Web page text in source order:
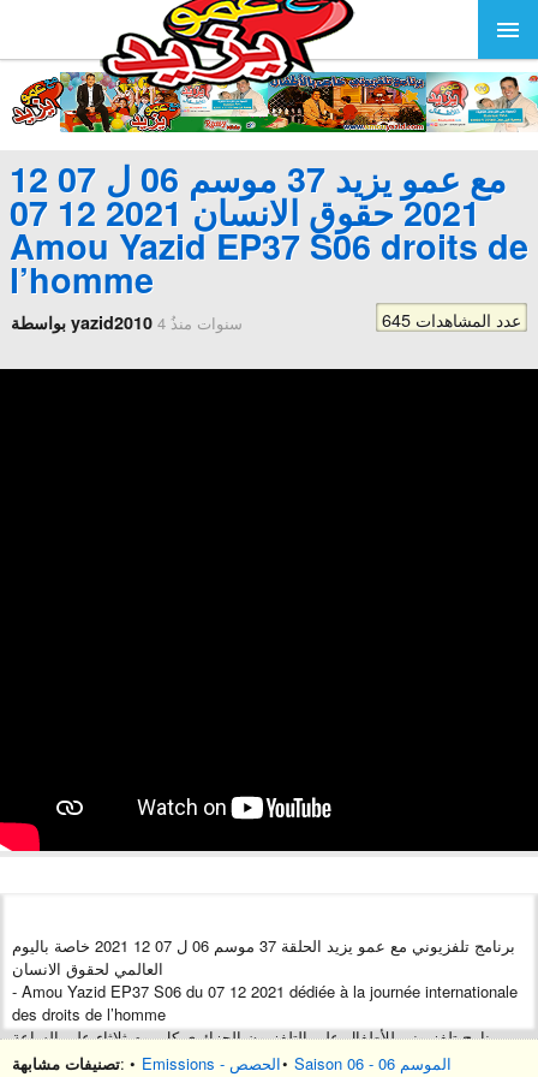
مع عمو يزيد 37 موسم 06 ل 07 12
2021 حقوق الانسان 2021 12 07
Amou Yazid EP37 S06 droits de
l’homme
بواسطة yazid2010 4 سنوات منذُ 645 عدد المشاهدات
برنامج تلفزيوني مع عمو يزيد الحلقة 37 موسم 06 ل 07 12 2021 خاصة باليوم
العالمي لحقوق الانسان
- Amou Yazid EP37 S06 du 07 12 2021 dédiée à la journée internationale
des droits de l’homme
برنامج تلفزيوني للأطفال على التلفزيون الجزائري كل يوم ثلاثاء على الساعة
16:30 على القناة الأرضية و
تصنيفات مشابهة: • Emissions - الحصص• Saison 06 - الموسم 06